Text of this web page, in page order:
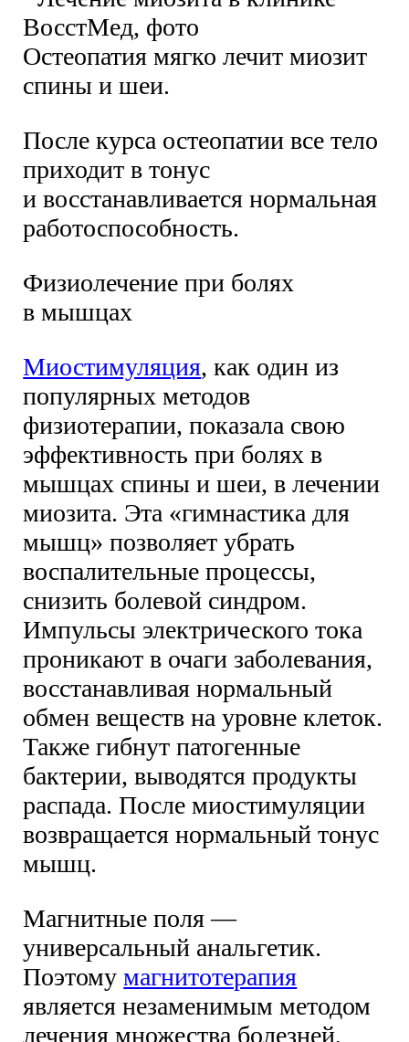
Остеопатия мягко лечит миозит
спины и шеи.
После курса остеопатии все тело
приходит в тонус
и восстанавливается нормальная
работоспособность.
Физиолечение при болях
в мышцах
Миостимуляция, как один из
популярных методов
физиотерапии, показала свою
эффективность при болях в
мышцах спины и шеи, в лечении
миозита. Эта «гимнастика для
мышц» позволяет убрать
воспалительные процессы,
снизить болевой синдром.
Импульсы электрического тока
проникают в очаги заболевания,
восстанавливая нормальный
обмен веществ на уровне клеток.
Также гибнут патогенные
бактерии, выводятся продукты
распада. После миостимуляции
возвращается нормальный тонус
мышц.
Магнитные поля —
универсальный анальгетик.
Поэтомумагнитотерапия
является незаменимым методом
лечения множества болезней,